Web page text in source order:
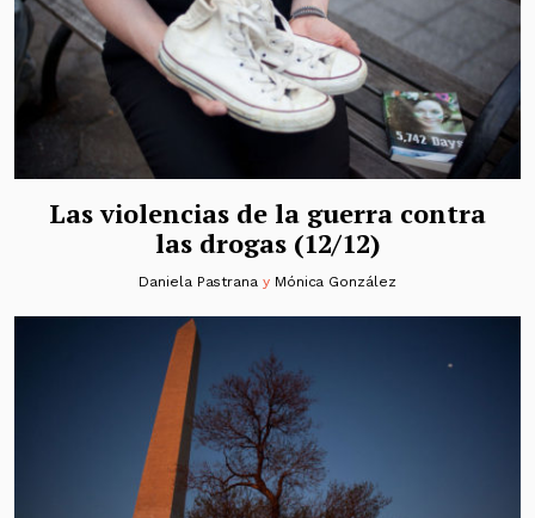
Las violencias de la guerra contra
las drogas (12/12)
Daniela Pastrana y Mónica González